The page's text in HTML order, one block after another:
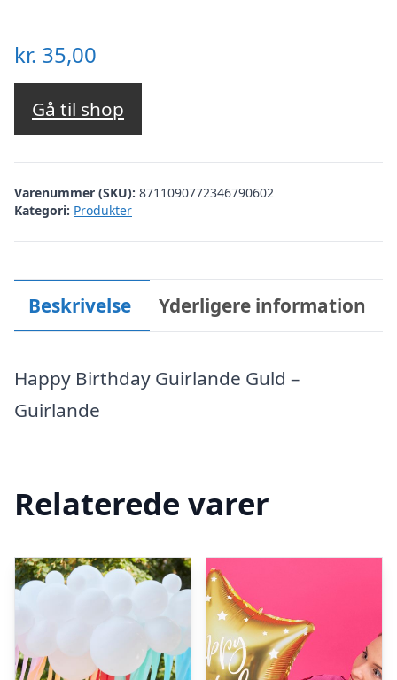
kr. 35,00
Gå til shop
Varenummer (SKU): 8711090772346790602
Kategori: Produkter
Beskrivelse Yderligere information
Happy Birthday Guirlande Guld –
Guirlande
Relaterede varer